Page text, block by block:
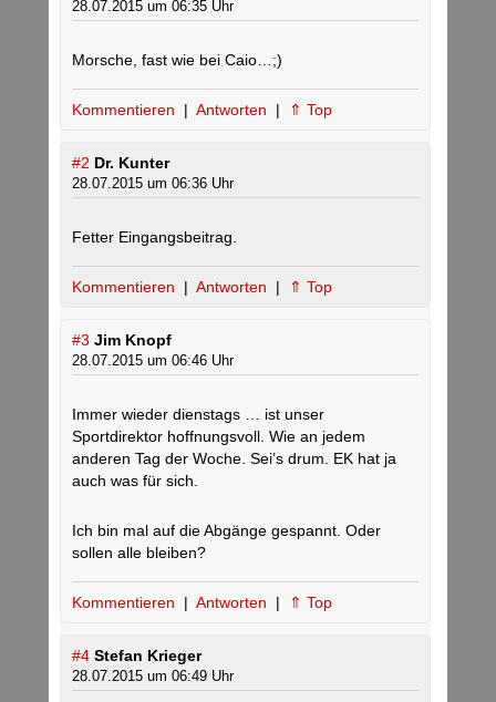
28.07.2015 um 06:35 Uhr
Morsche, fast wie bei Caio…;)
Kommentieren | Antworten | ⇑ Top
#2 Dr. Kunter
28.07.2015 um 06:36 Uhr
Fetter Eingangsbeitrag.
Kommentieren | Antworten | ⇑ Top
#3 Jim Knopf
28.07.2015 um 06:46 Uhr
Immer wieder dienstags … ist unser
Sportdirektor hoffnungsvoll. Wie an jedem
anderen Tag der Woche. Sei’s drum. EK hat ja
auch was für sich.
Ich bin mal auf die Abgänge gespannt. Oder
sollen alle bleiben?
Kommentieren | Antworten | ⇑ Top
#4 Stefan Krieger
28.07.2015 um 06:49 Uhr